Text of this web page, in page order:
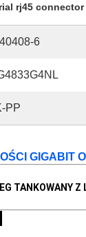
rj45 connector
6
PP
GIGABIT
TANKOWANY